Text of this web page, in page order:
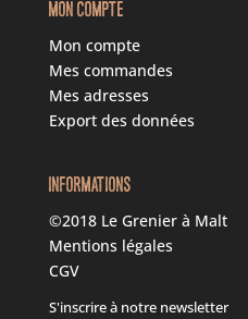
MON COMPTE
Mon compte
Mes commandes
Mes adresses
Export des données
INFORMATIONS
©2018 Le Grenier à Malt
Mentions légales
CGV
S'inscrire à notre newsletter